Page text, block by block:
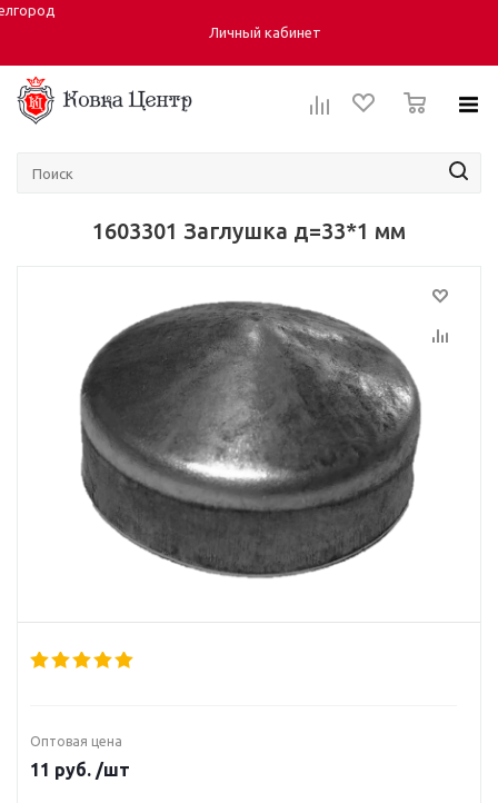
Город:
Личный кабинет
1603301 Заглушка д=33*1 мм
Оптовая цена
11 руб. /шт